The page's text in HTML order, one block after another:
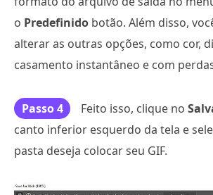
o Predefinido botão. Além disso,
alterar as outras opções, como cor,
casamento instantâneo e com
Passo 4 Feito isso, clique no
canto inferior esquerdo da tela e
pasta deseja colocar seu GIF.